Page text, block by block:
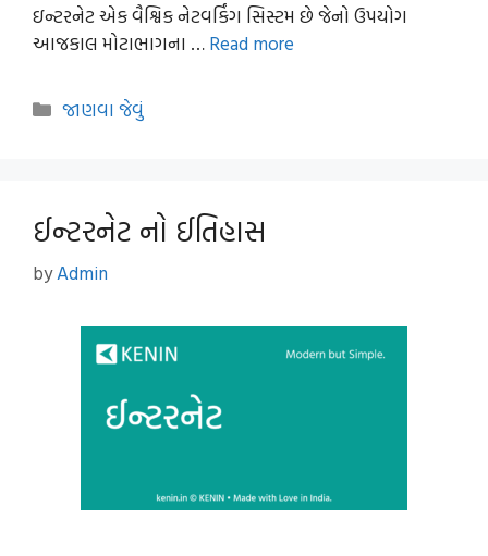
ઇન્ટરનેટ એક વૈશ્વિક નેટવર્કિંગ સિસ્ટમ છે જેનો ઉપયોગ
આજકાલ મોટાભાગના … Read more
Categories
જાણવા જેવું
ઈન્ટરનેટ નો ઈતિહાસ
byAdmin